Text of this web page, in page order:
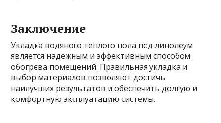
Заключение
Укладка водяного теплого пола под линолеум
является надежным и эффективным способом
обогрева помещений. Правильная укладка и
выбор материалов позволяют достичь
наилучших результатов и обеспечить долгую и
комфортную эксплуатацию системы.